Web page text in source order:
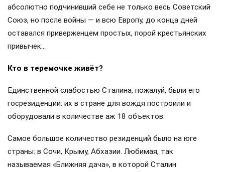
абсолютно подчинивший себе не только весь Советский
Союз, но после войны — и всю Европу, до конца дней
оставался приверженцем простых, порой крестьянских
привычек…
Кто в теремочке живёт?
Единственной слабостью Сталина, пожалуй, были его
госрезиденции: их в стране для вождя построили и
оборудовали в количестве аж 18 объектов.
Самое большое количество резиденций было на юге
страны: в Сочи, Крыму, Абхазии. Любимая, так
называемая «Ближняя дача», в которой Сталин